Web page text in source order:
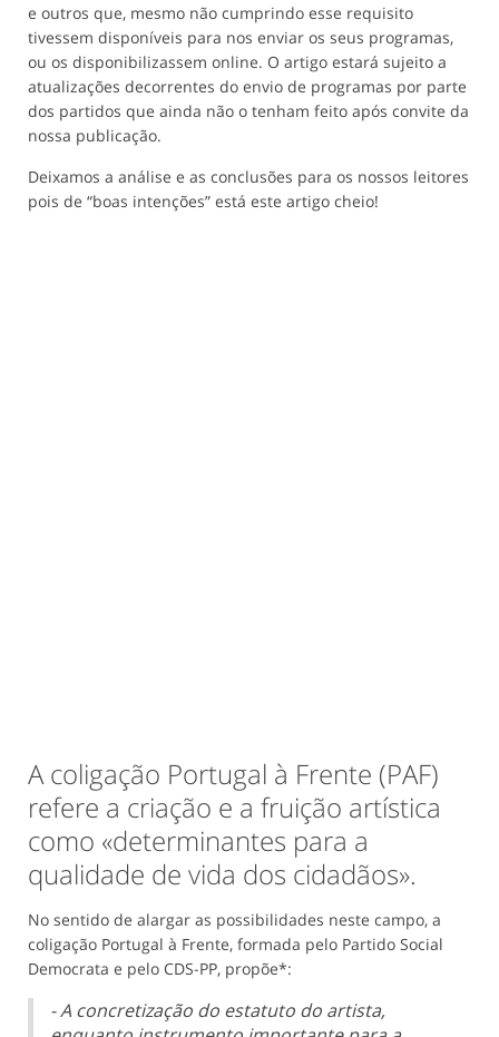
e outros que, mesmo não cumprindo esse requisito
tivessem disponíveis para nos enviar os seus programas,
ou os disponibilizassem online. O artigo estará sujeito a
atualizações decorrentes do envio de programas por parte
dos partidos que ainda não o tenham feito após convite da
nossa publicação.
Deixamos a análise e as conclusões para os nossos leitores
pois de “boas intenções” está este artigo cheio!
A coligação Portugal à Frente (PAF)
refere a criação e a fruição artística
como «determinantes para a
qualidade de vida dos cidadãos».
No sentido de alargar as possibilidades neste campo, a
coligação Portugal à Frente, formada pelo Partido Social
Democrata e pelo CDS-PP, propõe*:
- A concretização do estatuto do artista,